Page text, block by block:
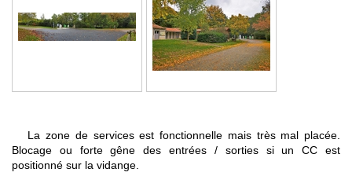
La zone de services est fonctionnelle mais très mal placée.
Blocage ou forte gêne des entrées / sorties si un CC est
positionné sur la vidange.